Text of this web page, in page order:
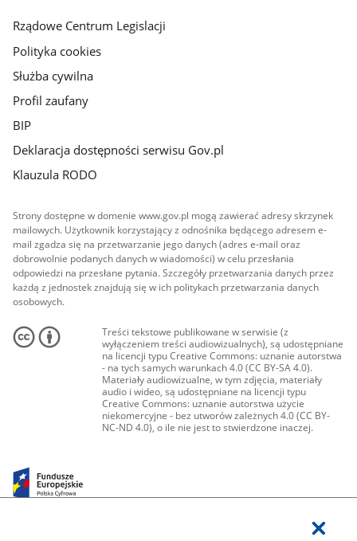
Rządowe Centrum Legislacji
Polityka cookies
Służba cywilna
Profil zaufany
BIP
Deklaracja dostępności serwisu Gov.pl
Klauzula RODO
Strony dostępne w domenie www.gov.pl mogą zawierać adresy skrzynek
mailowych. Użytkownik korzystający z odnośnika będącego adresem e-
mail zgadza się na przetwarzanie jego danych (adres e-mail oraz
dobrowolnie podanych danych w wiadomości) w celu przesłania
odpowiedzi na przesłane pytania. Szczegóły przetwarzania danych przez
każdą z jednostek znajdują się w ich politykach przetwarzania danych
osobowych.
Treści tekstowe publikowane w serwisie (z
wyłączeniem treści audiowizualnych), są udostępniane
na licencji typu Creative Commons: uznanie autorstwa
- na tych samych warunkach 4.0 (CC BY-SA 4.0).
Materiały audiowizualne, w tym zdjęcia, materiały
audio i wideo, są udostępniane na licencji typu
Creative Commons: uznanie autorstwa użycie
niekomercyjne - bez utworów zależnych 4.0 (CC BY-
NC-ND 4.0), o ile nie jest to stwierdzone inaczej.